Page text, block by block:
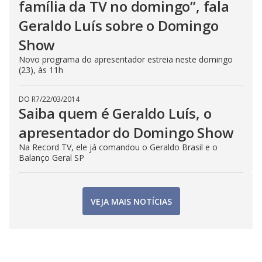
família da TV no domingo”, fala
Geraldo Luís sobre o Domingo
Show
Novo programa do apresentador estreia neste domingo
(23), às 11h
DO R7/22/03/2014
Saiba quem é Geraldo Luís, o
apresentador do Domingo Show
Na Record TV, ele já comandou o Geraldo Brasil e o
Balanço Geral SP
VEJA MAIS NOTÍCIAS